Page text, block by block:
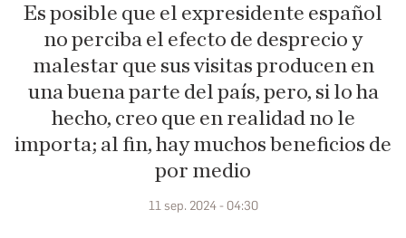
Es posible que el expresidente español
no perciba el efecto de desprecio y
malestar que sus visitas producen en
una buena parte del país, pero, si lo ha
hecho, creo que en realidad no le
importa; al fin, hay muchos beneficios de
por medio
11 sep. 2024 - 04:30